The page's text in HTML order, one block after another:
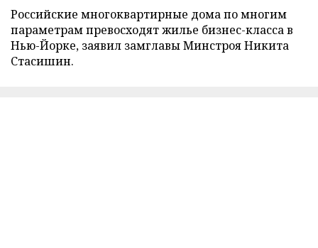
Российские многоквартирные дома по многим
параметрам превосходят жилье бизнес-класса в
Нью-Йорке, заявил замглавы Минстроя Никита
Стасишин.